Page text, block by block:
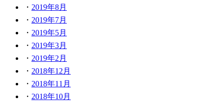
2019年8月
2019年7月
2019年5月
2019年3月
2019年2月
2018年12月
2018年11月
2018年10月